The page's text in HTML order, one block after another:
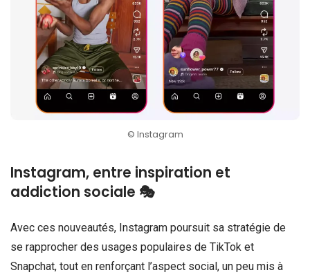
© Instagram
Instagram, entre inspiration et
addiction sociale 🎭
Avec ces nouveautés, Instagram poursuit sa stratégie de
se rapprocher des usages populaires de TikTok et
Snapchat, tout en renforçant l’aspect social, un peu mis à